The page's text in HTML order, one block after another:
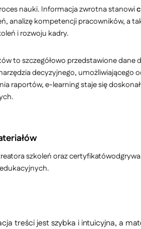
nauki. Informacja zwrotna stanowi
analizę kompetencji pracowników, a
i rozwoju kadry.
to szczegółowo przedstawione
decyzyjnego,
raportów, e-learning staje się
szkoleń oraz
treści jest szybka i intuicyjna, a